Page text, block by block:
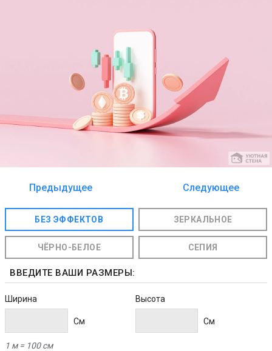
Предыдущее
Следующее
БЕЗ ЭФФЕКТОВ ЗЕРКАЛЬНОЕ
ЧЁРНО-БЕЛОЕ СЕПИЯ
ВВЕДИТЕ ВАШИ РАЗМЕРЫ:
Ширина
Cм
Высота
Cм
1 м = 100 см